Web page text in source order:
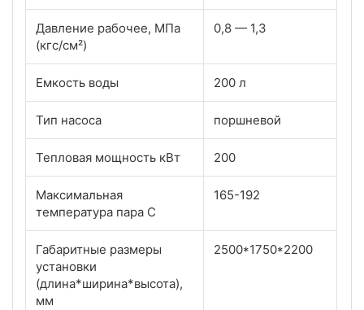
Давление рабочее, МПа
(кгс/см²)
0,8 — 1,3
Емкость воды 200 л
Тип насоса поршневой
Тепловая мощность кВт 200
Максимальная
температура пара С
165-192
Габаритные размеры
установки
(длина*ширина*высота),
мм
2500*1750*2200